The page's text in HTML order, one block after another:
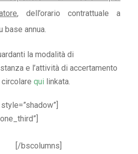
, dell’orario contrattuale a
base annua.
la modalità di
e l’attività di accertamento
qui linkata.
[/bscolumns]